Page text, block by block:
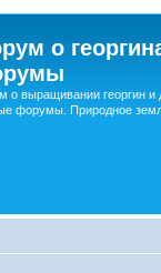
о
о выращивании георгин и
форумы. Природное